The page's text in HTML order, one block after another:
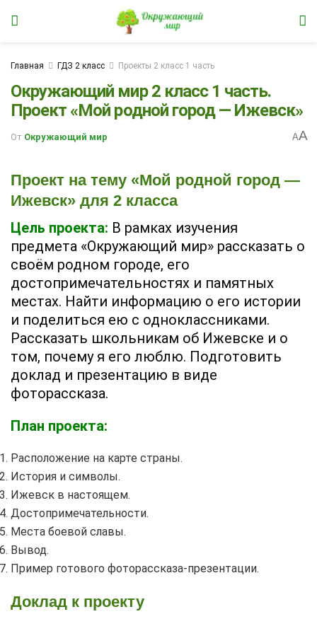
Главная ГДЗ 2 класс Проекты 2 класс 1 часть
Окружающий мир 2 класс 1 часть.
Проект «Мой родной город — Ижевск»
От Окружающий мир AA
Проект на тему «Мой родной город —
Ижевск» для 2 класса
Цель проекта: В рамках изучения
предмета «Окружающий мир» рассказать о
своём родном городе, его
достопримечательностях и памятных
местах. Найти информацию о его истории
и поделиться ею с одноклассниками.
Рассказать школьникам об Ижевске и о
том, почему я его люблю. Подготовить
доклад и презентацию в виде
фоторассказа.
План проекта:
Расположение на карте страны.
История и символы.
Ижевск в настоящем.
Достопримечательности.
Места боевой славы.
Вывод.
Пример готового фоторассказа-презентации.
Доклад к проекту